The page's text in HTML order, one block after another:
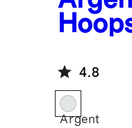
4.8
Argent